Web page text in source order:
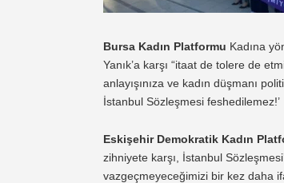
Bursa Kadın Platformu Kadına
Yanık’a karşı “itaat de tolere de
anlayışınıza ve kadın düşmanı
İstanbul Sözleşmesi feshedilemez!’
Eskişehir Demokratik Kadın
zihniyete karşı, İstanbul
vazgeçmeyeceğimizi bir kez daha